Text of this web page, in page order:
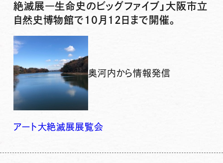
絶滅展―生命史のビッグファイブ」大阪市立
自然史博物館で10月12日まで開催。
奥河内から情報発信
アート 大絶滅展展覧会